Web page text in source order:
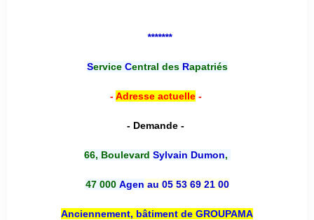
*******
Service Central desRapatriés
-Adresse actuelle-
- Demande -
66, Boulevard Sylvain Dumon,
47 000 Agen au 05 53 69 21 00
Anciennement, bâtiment de GROUPAMA